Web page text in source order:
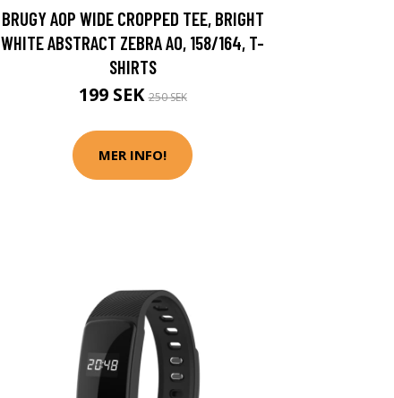
BRUGY AOP WIDE CROPPED TEE, BRIGHT
WHITE ABSTRACT ZEBRA AO, 158/164, T-
SHIRTS
199 SEK250 SEK
MER INFO!